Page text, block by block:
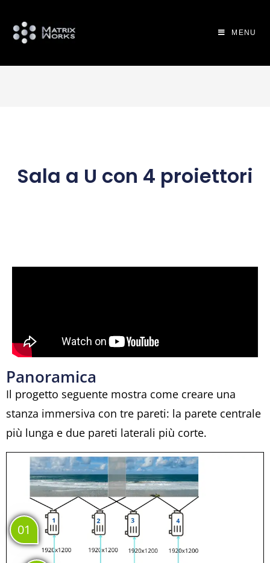
MENU
Sala a U con 4 proiettori
Panoramica
Il progetto seguente mostra come creare una
stanza immersiva con tre pareti: la parete centrale
più lunga e due pareti laterali più corte.